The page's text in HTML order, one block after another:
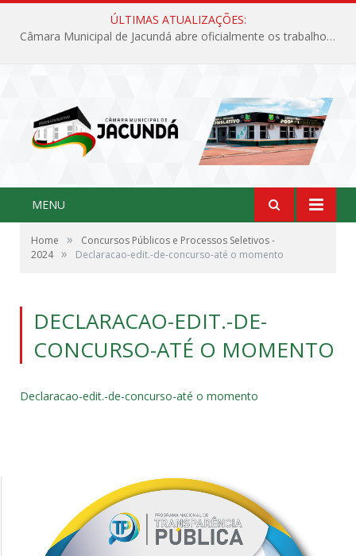
ÚLTIMAS ATUALIZAÇÕES:
Câmara Municipal de Jacundá abre oficialmente os trabalhos legislativos de 2026
MENU
Home »
Concursos Públicos e Processos Seletivos -
2024 » Declaracao-edit.-de-concurso-até o momento
DECLARACAO-EDIT.-DE-
CONCURSO-ATÉ O MOMENTO
Declaracao-edit.-de-concurso-até o momento